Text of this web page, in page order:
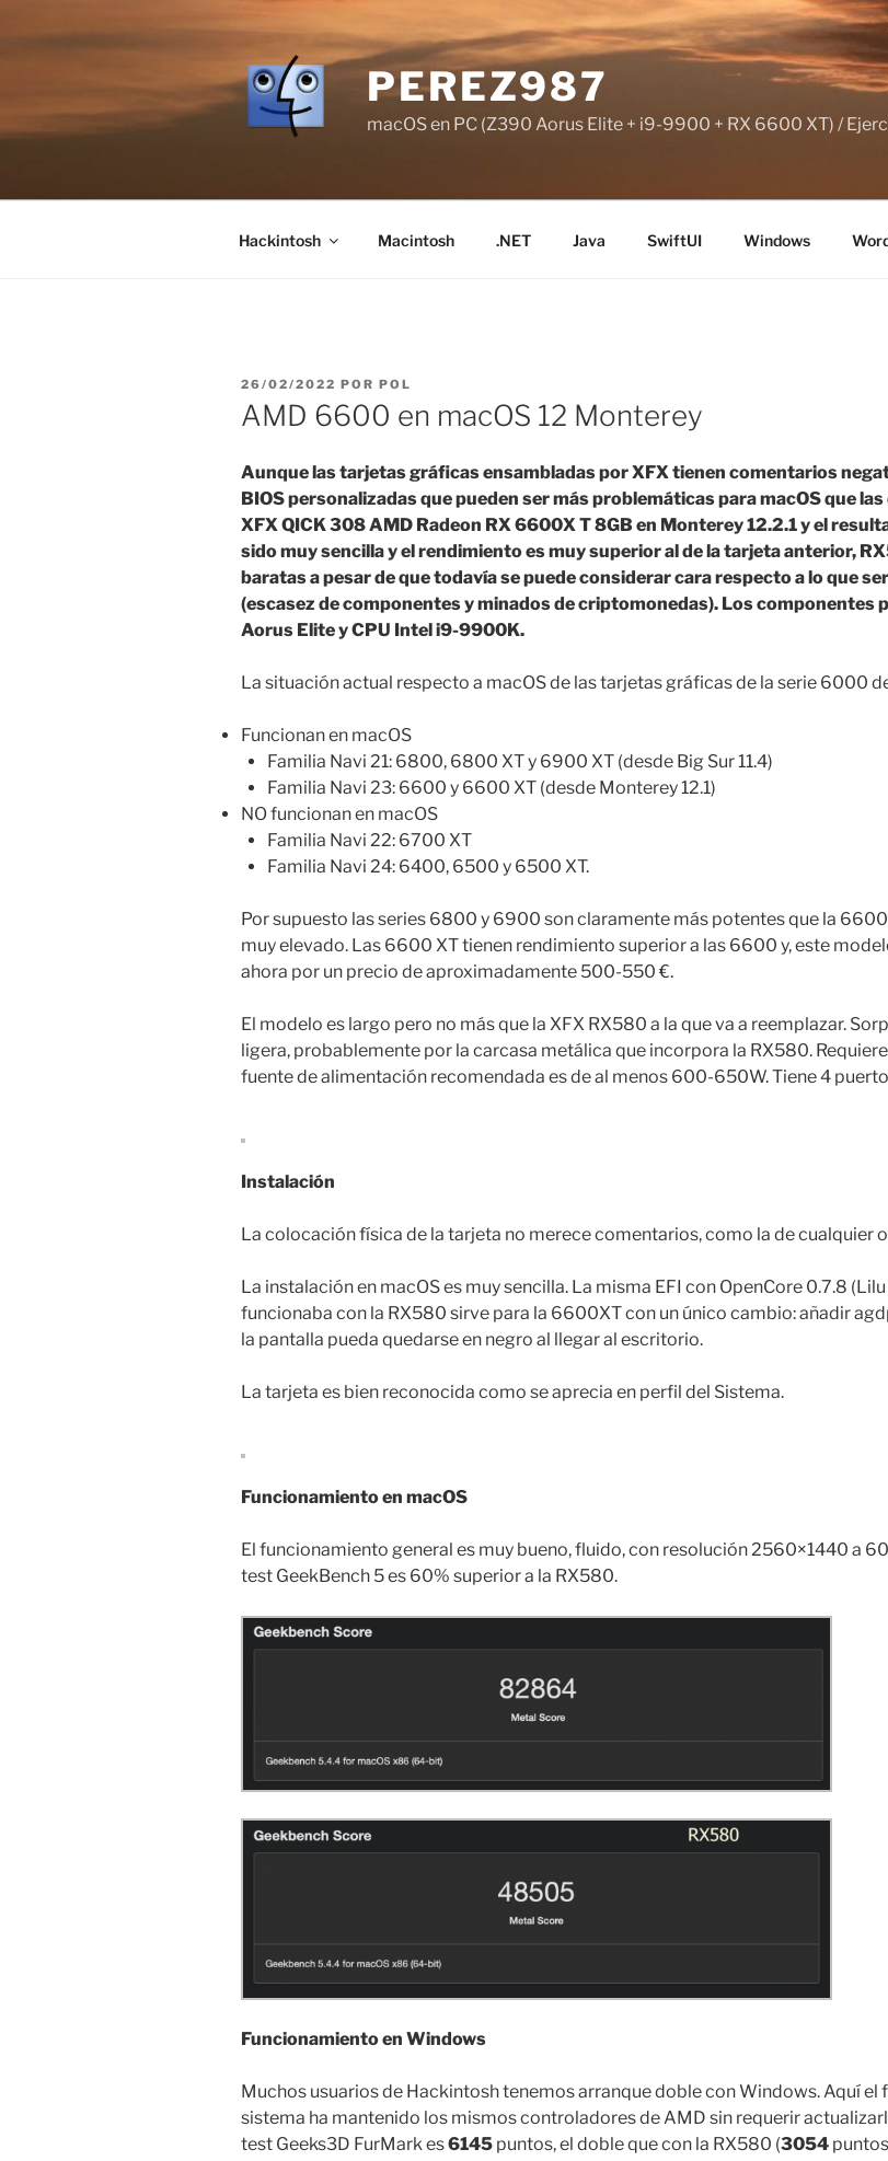
PEREZ987
macOS en PC (Z390 Aorus Elite + i9-9900 + RX 6600 XT) /
Hackintosh Macintosh .NET Java SwiftUI Windows
PUBLICADO
EL
26/02/2022 POR POL
AMD 6600 en macOS 12 Monterey
Aunque las tarjetas gráficas ensambladas por XFX tienen comentarios
BIOS personalizadas que pueden ser más problemáticas para macOS que
XFX QICK 308 AMD Radeon RX 6600X T 8GB en Monterey 12.2.1 y el
sido muy sencilla y el rendimiento es muy superior al de la tarjeta anterior,
baratas a pesar de que todavía se puede considerar cara respecto a lo que
(escasez de componentes y minados de criptomonedas). Los componentes
Aorus Elite y CPU Intel i9-9900K.
La situación actual respecto a macOS de las tarjetas gráficas de la serie 6000
Funcionan en macOS
Familia Navi 21: 6800, 6800 XT y 6900 XT (desde Big Sur 11.4)
Familia Navi 23: 6600 y 6600 XT (desde Monterey 12.1)
NO funcionan en macOS
Familia Navi 22: 6700 XT
Familia Navi 24: 6400, 6500 y 6500 XT.
Por supuesto las series 6800 y 6900 son claramente más potentes que la
muy elevado. Las 6600 XT tienen rendimiento superior a las 6600 y, este
ahora por un precio de aproximadamente 500-550 €.
El modelo es largo pero no más que la XFX RX580 a la que va a reemplazar.
ligera, probablemente por la carcasa metálica que incorpora la RX580.
fuente de alimentación recomendada es de al menos 600-650W. Tiene 4
Instalación
La colocación física de la tarjeta no merece comentarios, como la de cualquier
La instalación en macOS es muy sencilla. La misma EFI con OpenCore 0.7.8
funcionaba con la RX580 sirve para la 6600XT con un único cambio: añadir
la pantalla pueda quedarse en negro al llegar al escritorio.
La tarjeta es bien reconocida como se aprecia en perfil del Sistema.
Funcionamiento en macOS
El funcionamiento general es muy bueno, fluido, con resolución 2560×1440 a
test GeekBench 5 es 60% superior a la RX580.
Funcionamiento en Windows
Muchos usuarios de Hackintosh tenemos arranque doble con Windows. Aquí
sistema ha mantenido los mismos controladores de AMD sin requerir
test Geeks3D FurMark es6145 puntos, el doble que con la RX580 (3054